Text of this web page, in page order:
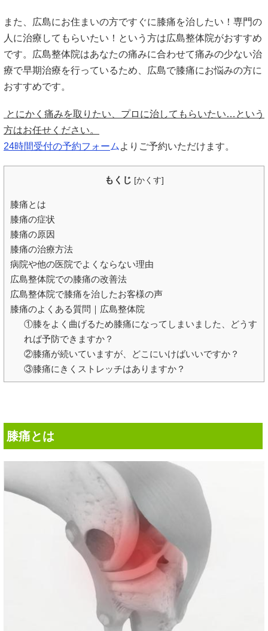
また、広島にお住まいの方ですぐに膝痛を治したい！専門の
人に治療してもらいたい！という方は広島整体院がおすすめ
です。広島整体院はあなたの痛みに合わせて痛みの少ない治
療で早期治療を行っているため、広島で膝痛にお悩みの方に
おすすめです。
とにかく痛みを取りたい、プロに治してもらいたい…という
方はお任せください。
24時間受付の予約フォー ム よりご予約いただけます。
もくじ [かくす]
膝痛とは
膝痛の症状
膝痛の原因
膝痛の治療方法
病院や他の医院でよくならない理由
広島整体院での膝痛の改善法
広島整体院で膝痛を治したお客様の声
膝痛のよくある質問｜広島整体院
①膝をよく曲げるため膝痛になってしまいました、どうす
れば予防できますか？
②膝痛が続いていますが、どこにいけばいいですか？
③膝痛にきくストレッチはありますか？
膝痛とは